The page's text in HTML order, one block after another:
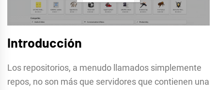
Introducción
Los repositorios, a menudo llamados simplemente
repos, no son más que servidores que contienen una